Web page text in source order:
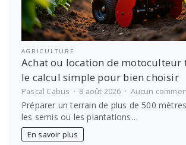
AGRICULTURE
Achat ou location de motoculteur
le calcul simple pour bien choisir
Pascal Cabus 8 août 2026 Aucun
Préparer un terrain de plus de 500
les semis ou les plantations…
En savoir plus